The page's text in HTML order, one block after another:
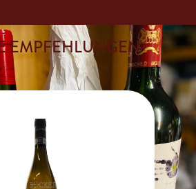
EMPFEHLUNGEN